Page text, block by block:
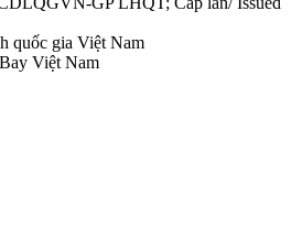
quốc gia Việt Nam
Việt Nam